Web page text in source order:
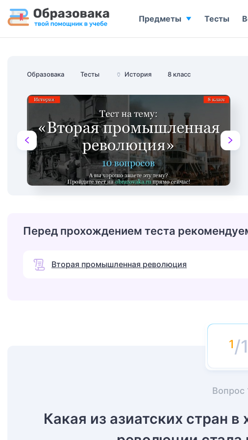
Образовака Тесты 🏺 История 8 класс
Перед прохождением теста
Вторая промышленная революция
/
Вопрос
Какая из азиатских стран
Предметы Тесты